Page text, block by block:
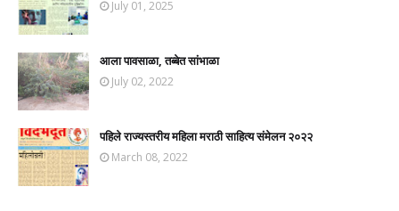
July 01, 2025
आला पावसाळा, तब्बेत सांभाळा
July 02, 2022
पहिले राज्यस्तरीय महिला मराठी साहित्य संमेलन २०२२
March 08, 2022